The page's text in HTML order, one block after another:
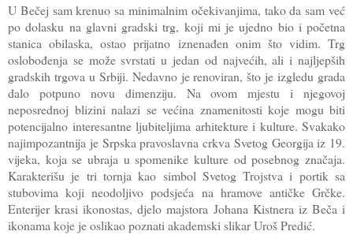
U Bečej sam krenuo sa minimalnim očekivanjima, tako da sam već
po dolasku na glavni gradski trg, koji mi je ujedno bio i početna
stanica obilaska, ostao prijatno iznenađen onim što vidim. Trg
oslobođenja se može svrstati u jedan od najvećih, ali i najljepših
gradskih trgova u Srbiji. Nedavno je renoviran, što je izgledu grada
dalo potpuno novu dimenziju. Na ovom mjestu i njegovoj
neposrednoj blizini nalazi se većina znamenitosti koje mogu biti
potencijalno interesantne ljubiteljima arhitekture i kulture. Svakako
najimpozantnija je Srpska pravoslavna crkva Svetog Georgija iz 19.
vijeka, koja se ubraja u spomenike kulture od posebnog značaja.
Karakterišu je tri tornja kao simbol Svetog Trojstva i portik sa
stubovima koji neodoljivo podsjeća na hramove antičke Grčke.
Enterijer krasi ikonostas, djelo majstora Johana Kistnera iz Beča i
ikonama koje je oslikao poznati akademski slikar Uroš Predić.